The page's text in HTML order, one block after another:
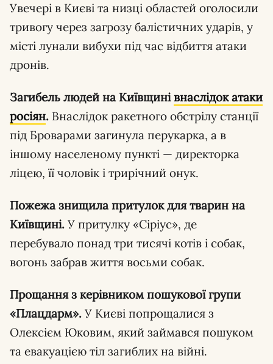
Увечері в Києві та низці областей оголосили
тривогу через загрозу балістичних ударів, у
місті лунали вибухи під час відбиття атаки
дронів.
Загибель людей на Київщинівнаслідок атаки
росіян. Внаслідок ракетного обстрілу станції
під Броварами загинула перукарка, а в
іншому населеному пункті — директорка
ліцею, її чоловік і трирічний онук.
Пожежа знищила притулок для тварин на
Київщині. У притулку «Сіріус», де
перебувало понад три тисячі котів і собак,
вогонь забрав життя восьми собак.
Прощання з керівником пошукової групи
«Плацдарм». У Києві попрощалися з
Олексієм Юковим, який займався пошуком
та евакуацією тіл загиблих на війні.